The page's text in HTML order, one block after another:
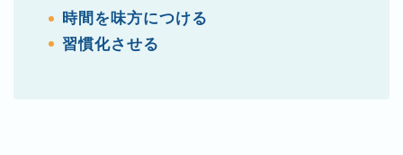
時間を味方につける
習慣化させる